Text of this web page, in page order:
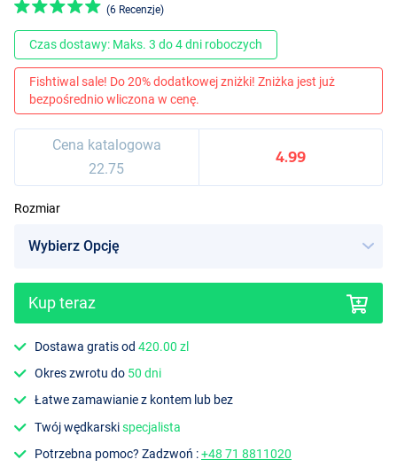
(6 Recenzje)
Czas dostawy: Maks. 3 do 4 dni roboczych
Fishtiwal sale! Do 20% dodatkowej zniżki! Zniżka jest już
bezpośrednio wliczona w cenę.
Cena katalogowa
22.75
4.99
Rozmiar
Kup teraz
Dostawa gratis od420.00 zl
Okres zwrotu do 50 dni
Łatwe zamawianie z kontem lub bez
Twój wędkarskispecjalista
Potrzebna pomoc? Zadzwoń :+48 71 8811020